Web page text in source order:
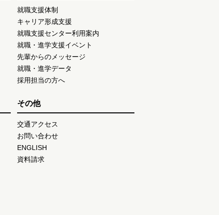
就職支援体制
キャリア形成支援
就職支援センター利用案内
就職・進学支援イベント
先輩からのメッセージ
就職・進学データ
採用担当の方へ
その他
交通アクセス
お問い合わせ
ENGLISH
資料請求